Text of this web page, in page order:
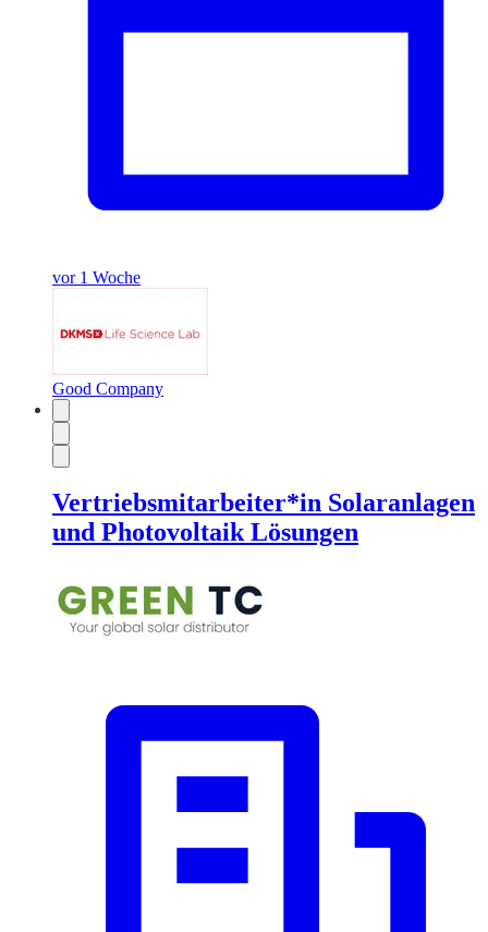
vor 1 Woche
Good Company
Vertriebsmitarbeiter*in Solaranlagen
und Photovoltaik Lösungen